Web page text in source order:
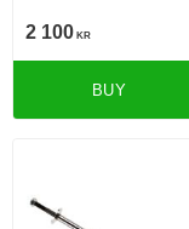
2 100 KR
BUY